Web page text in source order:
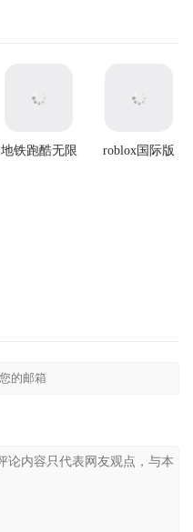
地铁跑酷无限
roblox国际版